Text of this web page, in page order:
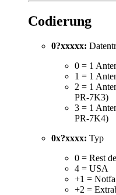
Codierung
0?xxxxx:
0 = 1
1 = 1
2 = 1
PR-7K3)
3 = 1
PR-7K4)
0x?xxxx: Typ
0 = Rest
4 = USA
+1 =
+2 =